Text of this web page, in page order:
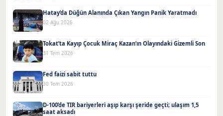
Hatay’da Düğün Alanında Çıkan Yangın Panik Yaratmadı
02 Ağu 2026
Tokat’ta Kayıp Çocuk Miraç Kazan’ın Olayındaki Gizemli Son
31 Tem 2026
Fed faizi sabit tuttu
30 Tem 2026
D-100’de TIR bariyerleri aşıp karşı şeride geçti; ulaşım 1,5
saat aksadı